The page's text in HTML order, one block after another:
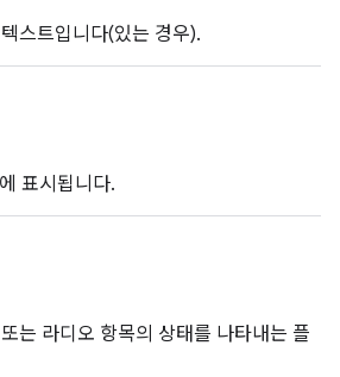
스트입니다(있는 경우).
표시됩니다.
는 라디오 항목의 상태를 나타내는 플